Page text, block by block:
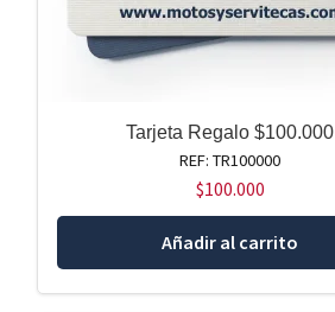
Tarjeta Regalo $100.000
REF: TR100000
$100.000
Añadir al carrito